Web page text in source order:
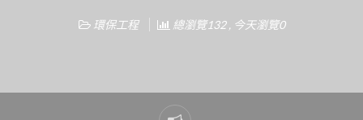
環保工程 總瀏覽132 , 今天瀏覽0